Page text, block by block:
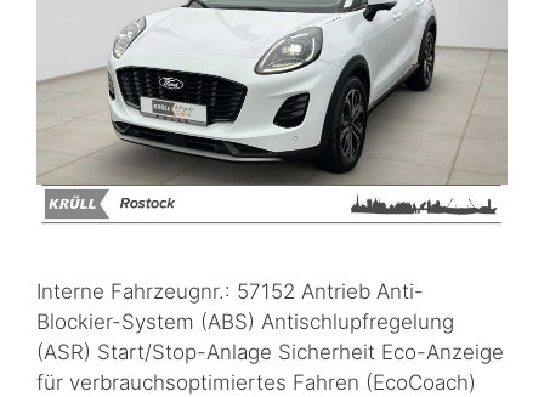
Interne Fahrzeugnr.: 57152 Antrieb Anti-
Blockier-System (ABS) Antischlupfregelung
(ASR) Start/Stop-Anlage Sicherheit Eco-Anzeige
für verbrauchsoptimiertes Fahren (EcoCoach)